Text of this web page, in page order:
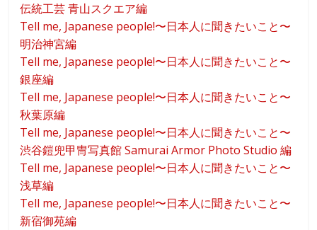
伝統工芸 青山スクエア編
Tell me, Japanese people!〜日本人に聞きたいこと〜
明治神宮編
Tell me, Japanese people!〜日本人に聞きたいこと〜
銀座編
Tell me, Japanese people!〜日本人に聞きたいこと〜
秋葉原編
Tell me, Japanese people!〜日本人に聞きたいこと〜
渋谷鎧兜甲冑写真館 Samurai Armor Photo Studio 編
Tell me, Japanese people!〜日本人に聞きたいこと〜
浅草編
Tell me, Japanese people!〜日本人に聞きたいこと〜
新宿御苑編